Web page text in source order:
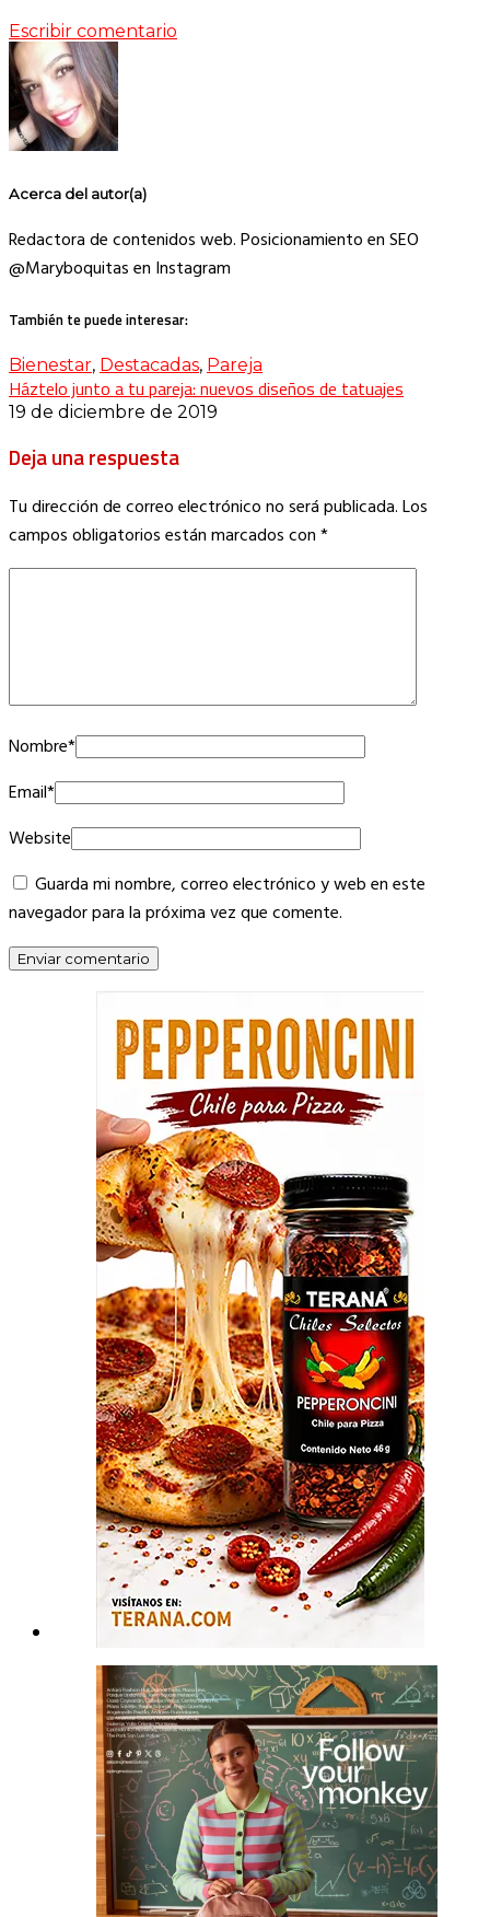
Escribir comentario
Acerca del autor(a)
Redactora de contenidos web. Posicionamiento en SEO
@Maryboquitas en Instagram
También te puede interesar:
Bienestar, Destacadas, Pareja
Háztelo junto a tu pareja: nuevos diseños de tatuajes
19 de diciembre de 2019
Deja una respuesta
Tu dirección de correo electrónico no será publicada.Los
campos obligatorios están marcados con*
Nombre*
Email*
Website
Guarda mi nombre, correo electrónico y web en este
navegador para la próxima vez que comente.